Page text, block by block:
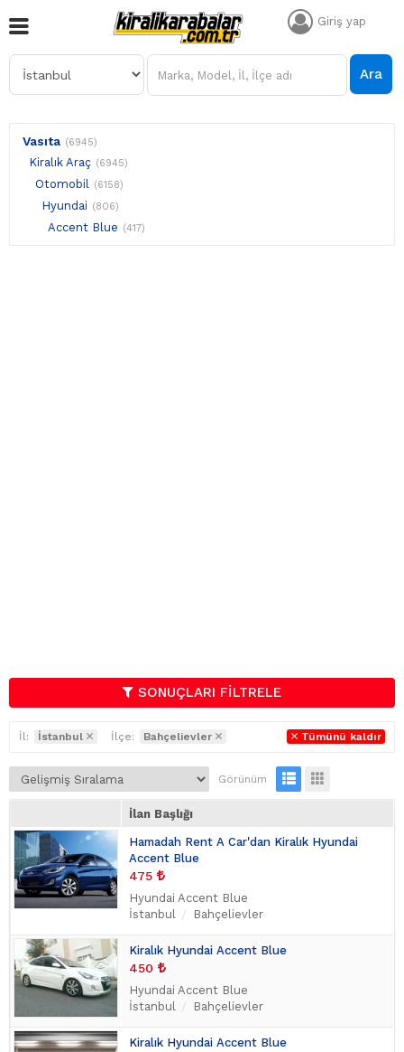
Giriş yap
Ara
Vasıta (6945)
Kiralık Araç (6945)
Otomobil (6158)
Hyundai (806)
Accent Blue (417)
SONUÇLARI FİLTRELE
İl: İstanbul İlçe: Bahçelievler Tümünü kaldır
Görünüm
İlan Başlığı
Hamadah Rent A Car'dan Kiralık Hyundai
Accent Blue
475
Hyundai Accent Blue
İstanbul
Bahçelievler
Kiralık Hyundai Accent Blue
450
Hyundai Accent Blue
İstanbul
Bahçelievler
Kiralık Hyundai Accent Blue